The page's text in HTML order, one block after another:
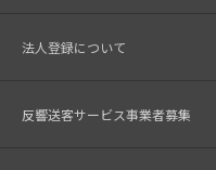
法人登録について
反響送客サービス事業者募集